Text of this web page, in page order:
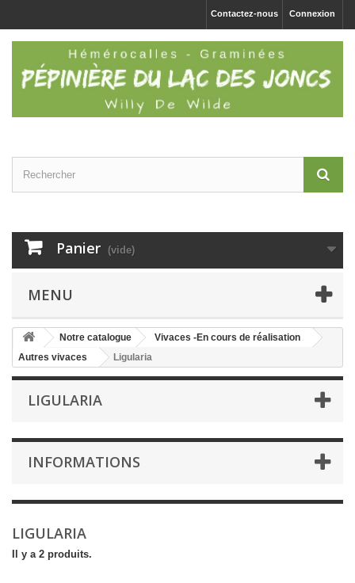
Connexion
Contactez-nous
Panier (vide)
MENU
Notre catalogue
Vivaces -En cours de réalisation
Autres vivaces
Ligularia
LIGULARIA
INFORMATIONS
LIGULARIA
Il y a 2 produits.